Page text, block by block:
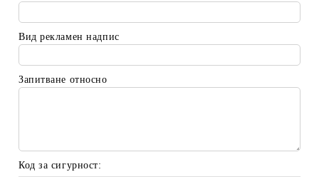
Вид рекламен надпис
Запитване относно
Код за сигурност: